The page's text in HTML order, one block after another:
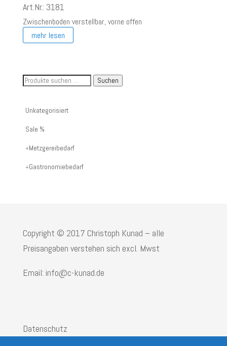
Art.Nr.: 3181
Zwischenboden verstellbar, vorne offen
mehr lesen
Suche
Artikelnummer
oder
Suchen
Unkategorisiert
Sale %
Metzgereibedarf
Gastronomiebedarf
Copyright © 2017 Christoph Kunad – alle
Preisangaben verstehen sich excl. Mwst
Email: info@c-kunad.de
Datenschutz